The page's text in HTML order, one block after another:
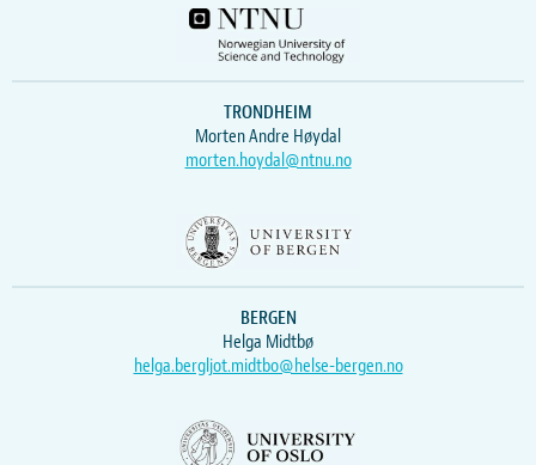
TRONDHEIM
Morten Andre Høydal
morten.hoydal@ntnu.no
BERGEN
Helga Midtbø
helga.bergljot.midtbo@helse-bergen.no